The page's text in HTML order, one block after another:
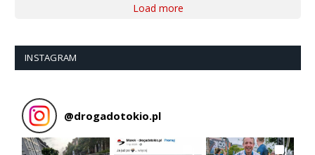
Load more
INSTAGRAM
@drogadotokio.pl